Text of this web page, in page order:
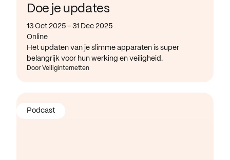
Doe je updates
13 Oct 2025 - 31 Dec 2025
Online
Het updaten van je slimme apparaten is super
belangrijk voor hun werking en veiligheid.
Door Veiliginternetten
Podcast